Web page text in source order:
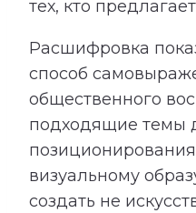
тех, кто
Расшифровка
способ
общественного
подходящие темы
визуальному
создать не